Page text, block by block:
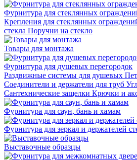
Фурнитура для стеклянных
Крепления для стеклянных
стекла Поручни на стекло
Товары для монтажа
Фурнитура для душевых перегородок
Раздвижные системы для душевых
Соединители и держатели для труб
Сантехнические защелки Крючки и
Фурнитура для саун, бань и хамам
Фурнитура для зеркал и держателей
Выставочные образцы